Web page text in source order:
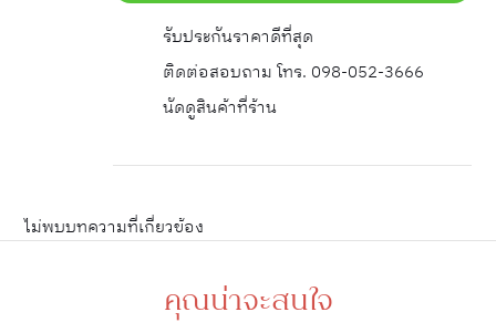
รับประกันราคาดีที่สุด
ติดต่อสอบถาม โทร. 098-052-3666
นัดดูสินค้าที่ร้าน
ไม่พบบทความที่เกี่ยวข้อง
คุณน่าจะสนใจ